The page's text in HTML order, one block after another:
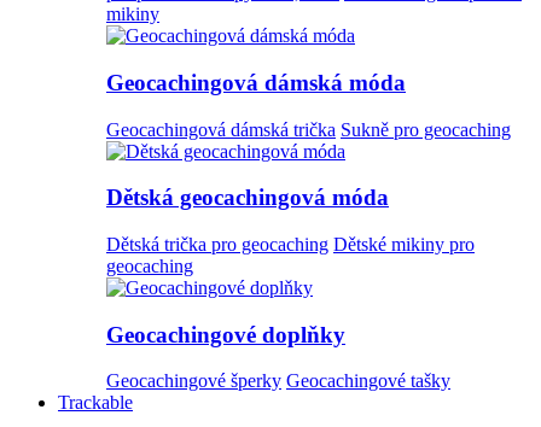
mikiny
Geocachingová dámská móda
Geocachingová dámská trička Sukně pro geocaching
Dětská geocachingová móda
Dětská trička pro geocaching Dětské mikiny pro
geocaching
Geocachingové doplňky
Geocachingové šperky Geocachingové tašky
Trackable